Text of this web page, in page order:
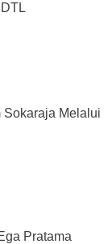
Sokaraja Melalui
Pratama